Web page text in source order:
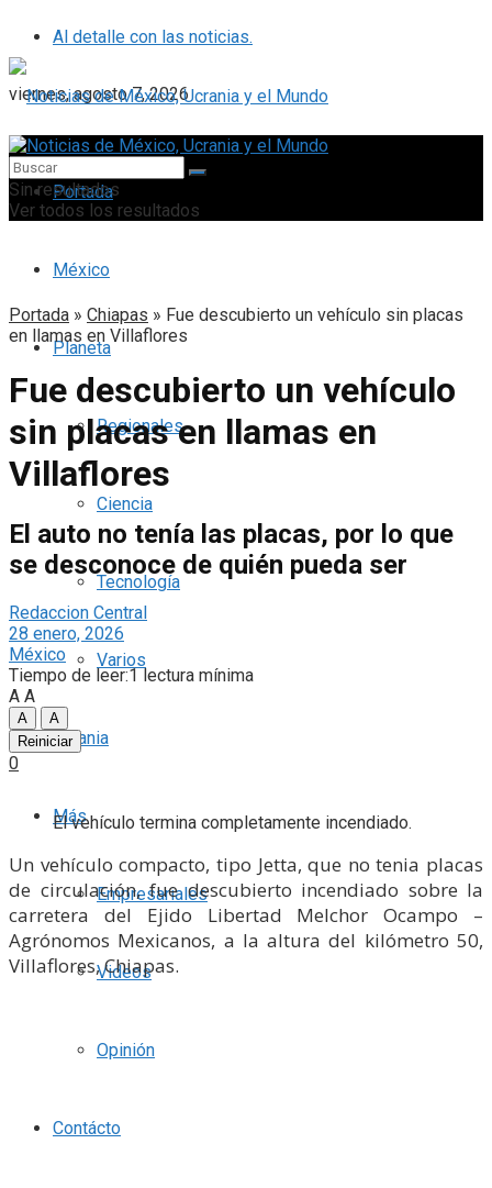
Al detalle con las noticias.
viernes, agosto 7, 2026
Portada
México
Planeta
Regionales
Ciencia
Tecnología
Varios
Ucrania
Más
Empresariales
Videos
Opinión
Contácto
Sin resultados
Ver todos los resultados
Portada » Chiapas » Fue descubierto un vehículo sin placas
en llamas en Villaflores
Fue descubierto un vehículo
sin placas en llamas en
Villaflores
El auto no tenía las placas, por lo que
se desconoce de quién pueda ser
Redaccion Central
28 enero, 2026
México
Tiempo de leer:1 lectura mínima
A A
A
A
Reiniciar
0
El vehículo termina completamente incendiado.
Un vehículo compacto, tipo Jetta, que no tenia placas
de circulación, fue descubierto incendiado sobre la
carretera del Ejido Libertad Melchor Ocampo –
Agrónomos Mexicanos, a la altura del kilómetro 50,
Villaflores, Chiapas.